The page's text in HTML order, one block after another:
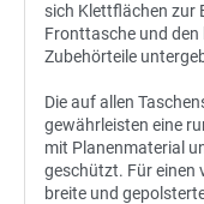
sich Klettflächen zur
Fronttasche und den
Zubehörteile
Die auf allen
gewährleisten eine
mit Planenmaterial
geschützt. Für einen
breite und